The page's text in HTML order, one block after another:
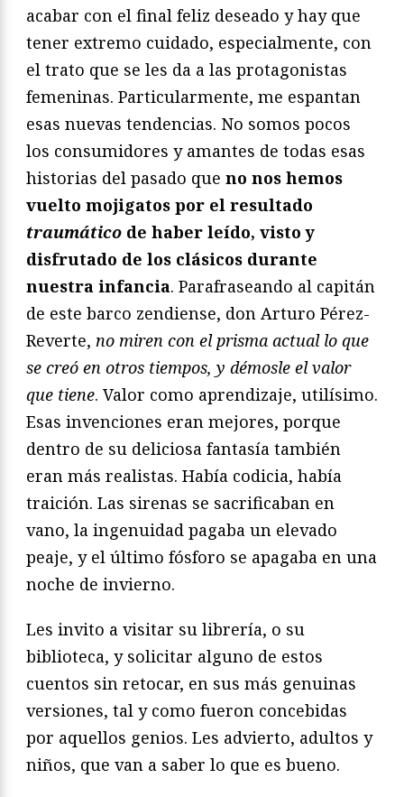
acabar con el final feliz deseado y hay que
tener extremo cuidado, especialmente, con
el trato que se les da a las protagonistas
femeninas. Particularmente, me espantan
esas nuevas tendencias. No somos pocos
los consumidores y amantes de todas esas
historias del pasado que no nos hemos
vuelto mojigatos por el resultado
traumático de haber leído, visto y
disfrutado de los clásicos durante
nuestra infancia. Parafraseando al capitán
de este barco zendiense, don Arturo Pérez-
Reverte, no miren con el prisma actual lo que
se creó en otros tiempos, y démosle el valor
que tiene. Valor como aprendizaje, utilísimo.
Esas invenciones eran mejores, porque
dentro de su deliciosa fantasía también
eran más realistas. Había codicia, había
traición. Las sirenas se sacrificaban en
vano, la ingenuidad pagaba un elevado
peaje, y el último fósforo se apagaba en una
noche de invierno.
Les invito a visitar su librería, o su
biblioteca, y solicitar alguno de estos
cuentos sin retocar, en sus más genuinas
versiones, tal y como fueron concebidas
por aquellos genios. Les advierto, adultos y
niños, que van a saber lo que es bueno.